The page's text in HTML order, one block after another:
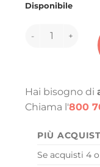
Disponibile
151388 quantità
Hai bisogno di
Chiama l'800
PIÙ
Se acquisti 4